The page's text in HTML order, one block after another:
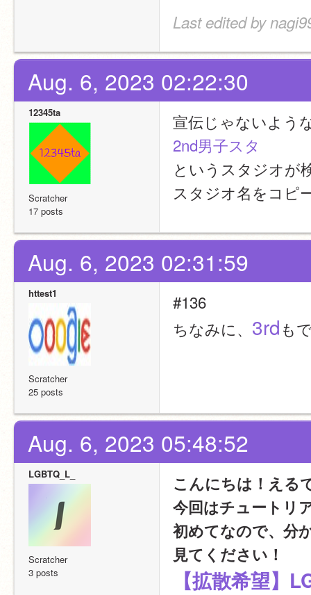
Last edited by
Aug. 6, 2023 02:22:30
12345ta
Scratcher
17 posts
宣伝じゃないよう
2nd男子スタ
というスタジオが
スタジオ名をコピ
Aug. 6, 2023 02:31:59
httest1
Scratcher
25 posts
#136
ちなみに、 3rdも
Aug. 6, 2023 05:48:52
LGBTQ_L_
Scratcher
3 posts
こんにちは！える
今回はチュートリ
初めてなので、分
見てください！
【拡散希望】